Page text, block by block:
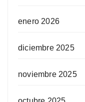
enero 2026
diciembre 2025
noviembre 2025